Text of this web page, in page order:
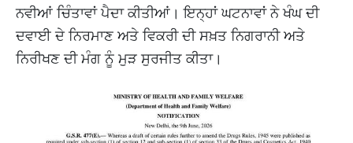
ਨਵੀਆਂ ਚਿੰਤਾਵਾਂ ਪੈਦਾ ਕੀਤੀਆਂ। ਇਨ੍ਹਾਂ ਘਟਨਾਵਾਂ ਨੇ ਖੰਘ ਦੀ
ਦਵਾਈ ਦੇ ਨਿਰਮਾਣ ਅਤੇ ਵਿਕਰੀ ਦੀ ਸਖ਼ਤ ਨਿਗਰਾਨੀ ਅਤੇ
ਨਿਰੀਖਣ ਦੀ ਮੰਗ ਨੂੰ ਮੁੜ ਸੁਰਜੀਤ ਕੀਤਾ।